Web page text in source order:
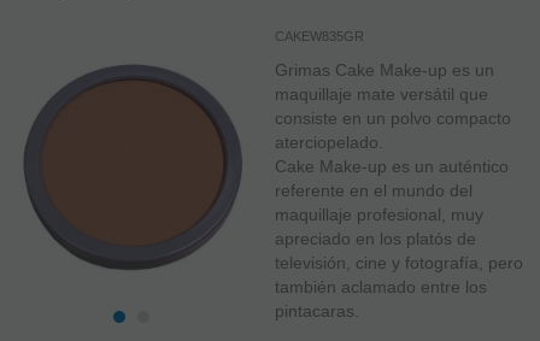
CAKEW835GR
Grimas Cake Make-up es un
maquillaje mate versátil que
consiste en un polvo compacto
aterciopelado.
Cake Make-up es un auténtico
referente en el mundo del
maquillaje profesional, muy
apreciado en los platós de
televisión, cine y fotografía, pero
también aclamado entre los
pintacaras.